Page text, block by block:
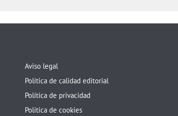
Aviso legal
Política de calidad editorial
Política de privacidad
Política de cookies